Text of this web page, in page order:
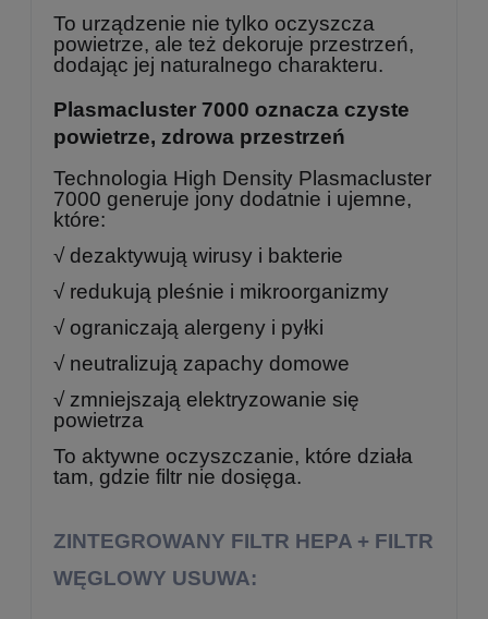
To urządzenie nie tylko oczyszcza
powietrze, ale też dekoruje przestrzeń,
dodając jej naturalnego charakteru.
Plasmacluster 7000 oznacza czyste
powietrze, zdrowa przestrzeń
Technologia High Density Plasmacluster
7000 generuje jony dodatnie i ujemne,
które:
√ dezaktywują wirusy i bakterie
√ redukują pleśnie i mikroorganizmy
√ ograniczają alergeny i pyłki
√ neutralizują zapachy domowe
√ zmniejszają elektryzowanie się
powietrza
To aktywne oczyszczanie, które działa
tam, gdzie filtr nie dosięga.
ZINTEGROWANY FILTR HEPA + FILTR
WĘGLOWY USUWA: